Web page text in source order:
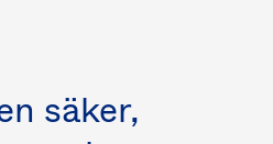
säker,